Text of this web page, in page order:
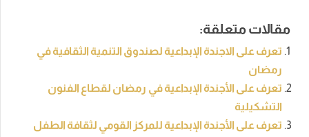
مقالات متعلقة:
تعرف على الاجندة الإبداعية لصندوق التنمية الثقافية في
رمضان
تعرف على الأجندة الإبداعية في رمضان لقطاع الفنون
التشكيلية
تعرف على الأجندة الإبداعية للمركز القومي لثقافة الطفل